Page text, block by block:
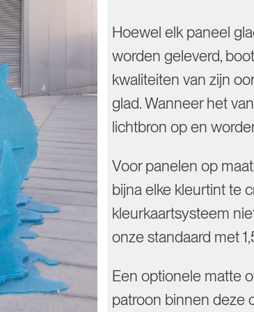
Hoewel elk paneel
worden geleverd,
kwaliteiten van zijn
glad. Wanneer het
lichtbron op en
Voor panelen op
bijna elke kleurtint te
kleurkaartsysteem
onze standaard met
Een optionele matte
patroon binnen deze